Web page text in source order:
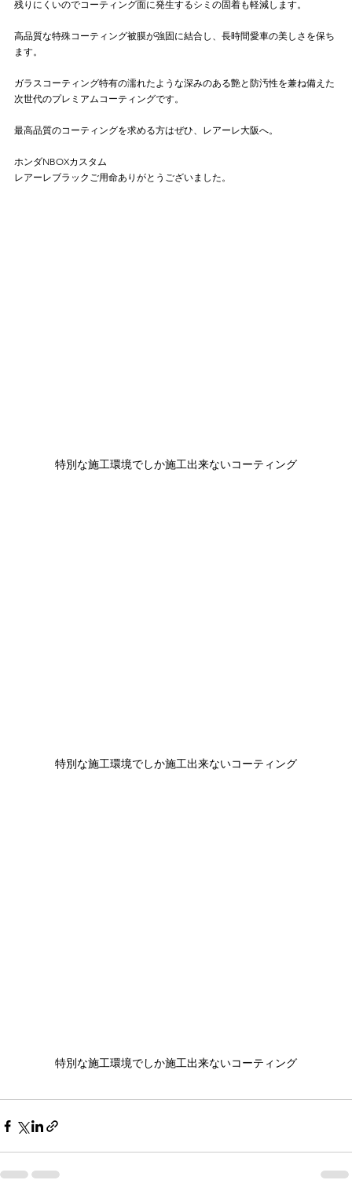
残りにくいのでコーティング面に発生するシミの固着も軽減します。
高品質な特殊コーティング被膜が強固に結合し、長時間愛車の美しさを保ち
ます。
ガラスコーティング特有の濡れたような深みのある艶と防汚性を兼ね備えた
次世代のプレミアムコーティングです。
最高品質のコーティングを求める方はぜひ、レアーレ大阪へ。
ホンダNBOXカスタム
レアーレブラックご用命ありがとうございました。
特別な施工環境でしか施工出来ないコーティング
特別な施工環境でしか施工出来ないコーティング
特別な施工環境でしか施工出来ないコーティング